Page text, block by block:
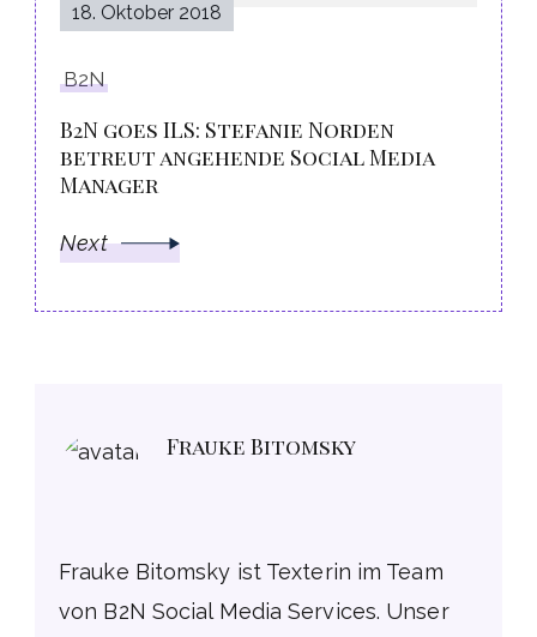
18. Oktober 2018
B2N
B2N goes ILS: Stefanie Norden
betreut angehende Social Media
Manager
Next
Frauke Bitomsky
Frauke Bitomsky ist Texterin im Team
von B2N Social Media Services. Unser